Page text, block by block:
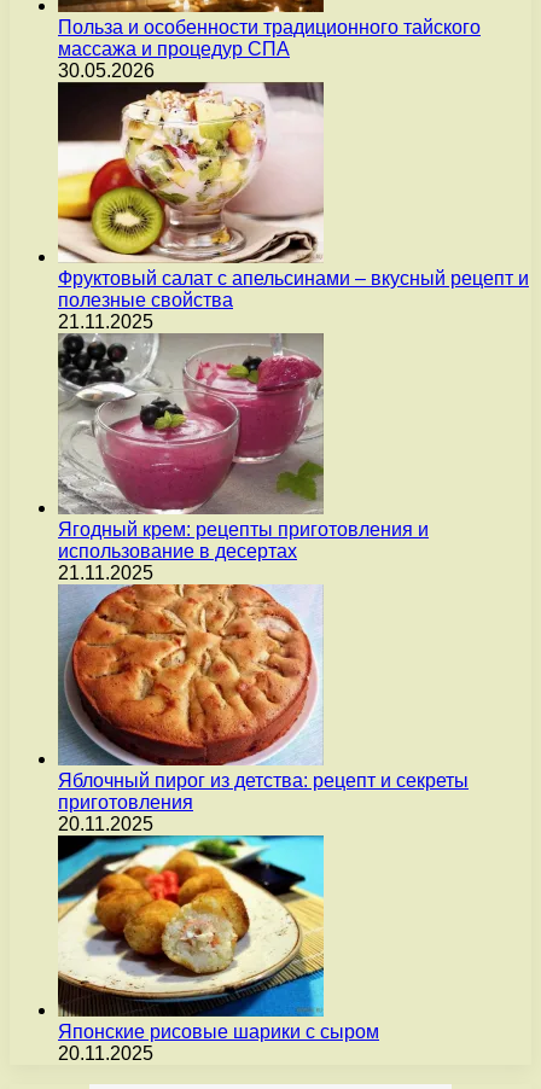
Польза и особенности традиционного тайского
массажа и процедур СПА
30.05.2026
Фруктовый салат с апельсинами – вкусный рецепт и
полезные свойства
21.11.2025
Ягодный крем: рецепты приготовления и
использование в десертах
21.11.2025
Яблочный пирог из детства: рецепт и секреты
приготовления
20.11.2025
Японские рисовые шарики с сыром
20.11.2025